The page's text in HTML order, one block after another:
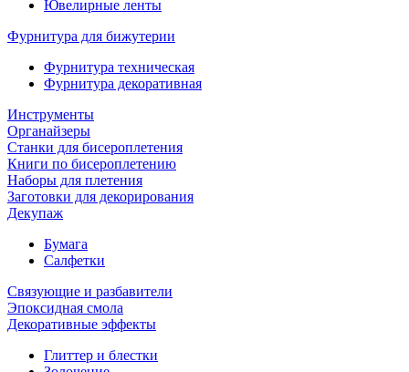
Ювелирные ленты
Фурнитура для бижутерии
Фурнитура техническая
Фурнитура декоративная
Инструменты
Органайзеры
Станки для бисероплетения
Книги по бисероплетению
Наборы для плетения
Заготовки для декорирования
Декупаж
Бумага
Салфетки
Связующие и разбавители
Эпоксидная смола
Декоративные эффекты
Глиттер и блестки